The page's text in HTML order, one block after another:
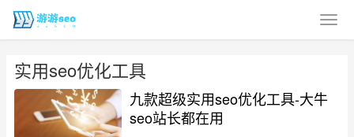
实用seo优化工具
九款超级实用seo优化工具-大牛
seo站长都在用